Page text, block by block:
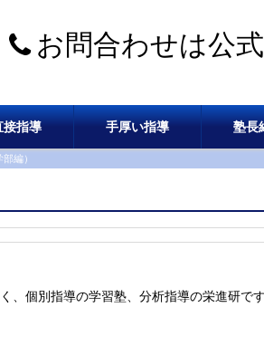
お問合わせは公式
接指導 手厚い指導 塾長
編）
、個別指導の学習塾、分析指導の栄進研です